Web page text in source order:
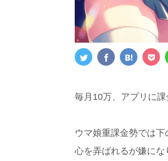
毎月10万、アプリに
ウマ娘重課金勢では
心を弄ばれるが嫌にな